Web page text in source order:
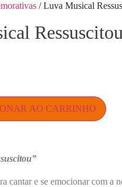
/ Luva Musical
Ressuscitou
AO CARRINHO
cantar e se emocionar com a